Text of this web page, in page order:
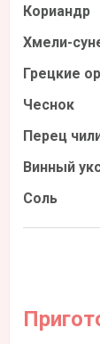
Кориандр
Хмели-
Грецкие
Чеснок
Перец
Винный
Соль